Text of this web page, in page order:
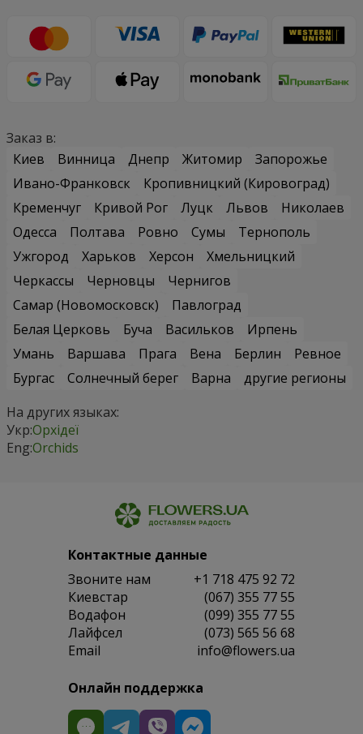
Заказ в:
Киев
Винница Днепр Житомир
Запорожье
Ивано-Франковск
Кропивницкий (Кировоград)
Кременчуг
Кривой Рог Луцк Львов
Николаев
Одесса
Полтава Ровно Сумы
Тернополь
Ужгород
Харьков Херсон
Хмельницкий
Черкассы
Черновцы
Чернигов
Самар (Новомосковск)
Павлоград
Белая Церковь
Буча Васильков
Ирпень
Умань
Варшава Прага Вена Берлин
Ревное
Бургас
Солнечный берег Варна
другие регионы
На других языках:
Укр:Орхідеї
Eng:Orchids
Контактные данные
Звоните нам
+1 718 475 92 72
Киевстар
(067) 355 77 55
Водафон
(099) 355 77 55
Лайфсел
(073) 565 56 68
Email
info@flowers.ua
Онлайн поддержка